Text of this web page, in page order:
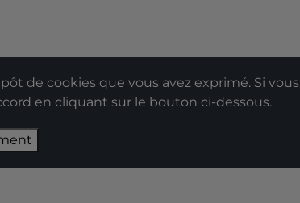
de cookies que vous avez exprimé. Si vous
en cliquant sur le bouton ci-dessous.